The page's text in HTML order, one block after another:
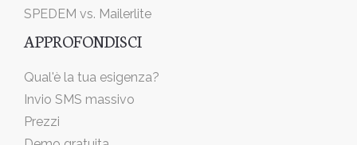
SPEDEM vs. Mailerlite
APPROFONDISCI
Qual'è la tua esigenza?
Invio SMS massivo
Prezzi